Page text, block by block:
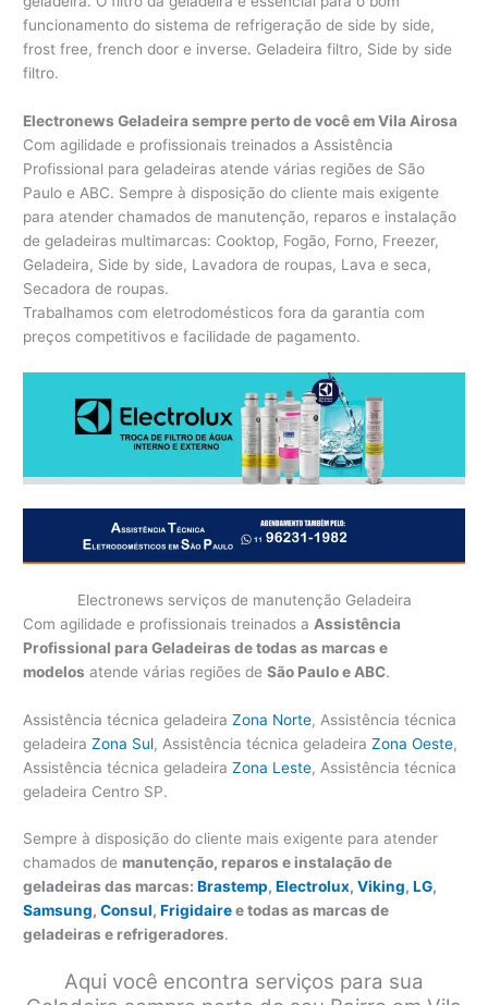
funcionamento do sistema de refrigeração de side by side,
frost free, french door e inverse. Geladeira filtro, Side by side
filtro.
Electronews Geladeira sempre perto de você em Vila Airosa
Com agilidade e profissionais treinados a Assistência
Profissional para geladeiras atende várias regiões de São
Paulo e ABC. Sempre à disposição do cliente mais exigente
para atender chamados de manutenção, reparos e instalação
de geladeiras multimarcas: Cooktop, Fogão, Forno, Freezer,
Geladeira, Side by side, Lavadora de roupas, Lava e seca,
Secadora de roupas.
Trabalhamos com eletrodomésticos fora da garantia com
preços competitivos e facilidade de pagamento.
Electronews serviços de manutenção Geladeira
Com agilidade e profissionais treinados a Assistência
Profissional para Geladeiras de todas as marcas e
modelos atende várias regiões deSão Paulo e ABC.
Assistência técnica geladeiraZona Norte, Assistência técnica
geladeiraZona Sul, Assistência técnica geladeiraZona Oeste,
Assistência técnica geladeiraZona Leste, Assistência técnica
geladeira Centro SP.
Sempre à disposição do cliente mais exigente para atender
chamados de manutenção, reparos e instalação de
geladeiras das marcas:Brastemp,Electrolux,Viking,LG,
Samsung,Consul,Frigidairee todas as marcas de
geladeiras e refrigeradores.
Aqui você encontra serviços para sua